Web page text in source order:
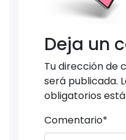
Deja un
Tu dirección de
será publicada.
obligatorios
Comentario*